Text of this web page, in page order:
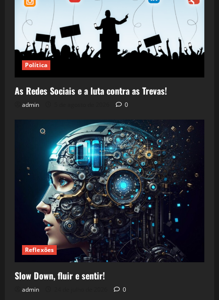
Política
As Redes Sociais e a luta contra as Trevas!
admin 0
Reflexões
Slow Down, fluir e sentir!
admin 0